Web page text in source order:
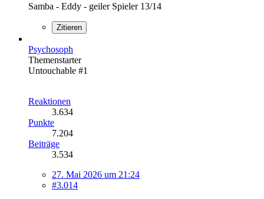
Samba - Eddy - geiler Spieler 13/14
Zitieren
Psychosoph
Themenstarter
Untouchable #1
Reaktionen
3.634
Punkte
7.204
Beiträge
3.534
27. Mai 2026 um 21:24
#3.014